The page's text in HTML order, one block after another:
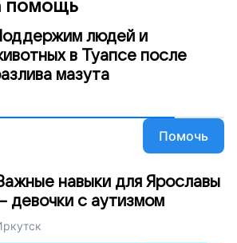
помощь
людей и
в Туапсе после
мазута
Помочь
навыки для Ярославы
девочки с аутизмом